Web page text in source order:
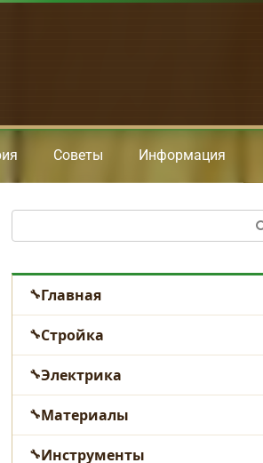
Советы Информация
Главная
Стройка
Электрика
Материалы
Инструменты